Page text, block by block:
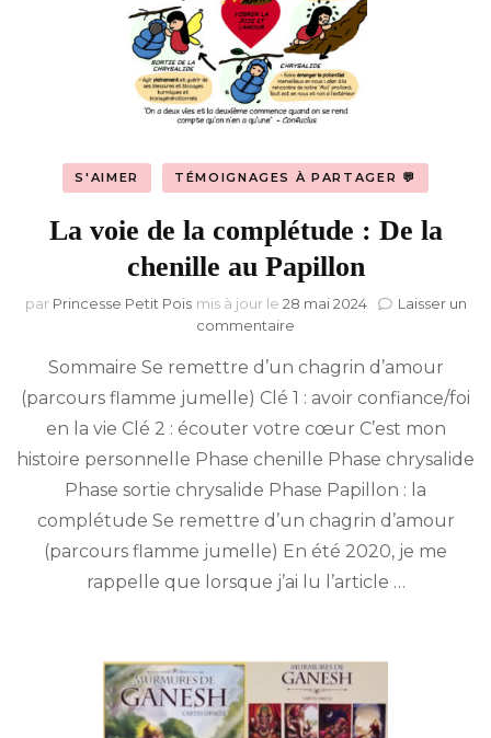
S'AIMER TÉMOIGNAGES À PARTAGER 💬
La voie de la complétude : De la
chenille au Papillon
par Princesse Petit Pois mis à jour le 28 mai 2024
Laisser un
commentaire
voie
de
complétude :
De
chenille
au
Papillon
Sommaire Se remettre d’un chagrin d’amour
(parcours flamme jumelle) Clé 1 : avoir confiance/foi
en la vie Clé 2 : écouter votre cœur C’est mon
histoire personnelle Phase chenille Phase chrysalide
Phase sortie chrysalide Phase Papillon : la
complétude Se remettre d’un chagrin d’amour
(parcours flamme jumelle) En été 2020, je me
rappelle que lorsque j’ai lu l’article …